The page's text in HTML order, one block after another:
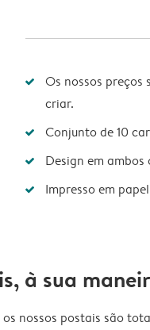
Os nossos preços
criar.
Conjunto de 10
Design em ambos
Impresso em
à sua
nossos postais são